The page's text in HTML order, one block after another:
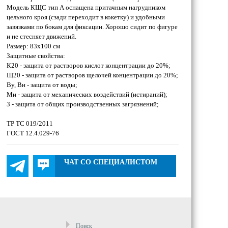
Модель КЩС тип А оснащена притачным нагрудником
цельного кроя (сзади переходит в кокетку) и удобными
завязками по бокам для фиксации. Хорошо сидит по фигуре
и не стесняет движений.
Размер: 83х100 см
Защитные свойства:
К20 - защита от растворов кислот концентрации до 20%;
Щ20 - защита от растворов щелочей концентрации до 20%;
Ву, Вн - защита от воды;
Ми - защита от механических воздействий (истираний);
З - защита от общих производственных загрязнений;
ТР ТС 019/2011
ГОСТ 12.4.029-76
ЧАТ СО СПЕЦИАЛИСТОМ
Поиск